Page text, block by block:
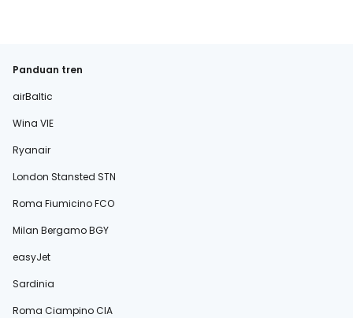
Panduan tren
airBaltic
Wina VIE
Ryanair
London Stansted STN
Roma Fiumicino FCO
Milan Bergamo BGY
easyJet
Sardinia
Roma Ciampino CIA